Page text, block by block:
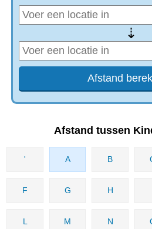
⇢
Afstand tussen
' A B
F G H
L M N